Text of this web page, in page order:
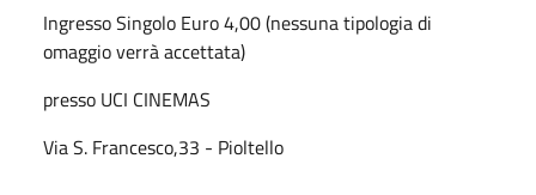
Ingresso Singolo Euro 4,00 (nessuna tipologia di
omaggio verrà accettata)
presso UCI CINEMAS
Via S. Francesco,33 - Pioltello